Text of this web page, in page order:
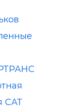
САТ